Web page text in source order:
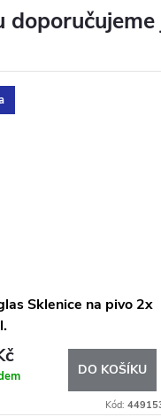
Sklenice na pivo 2x
DO KOŠÍKU
Kód: